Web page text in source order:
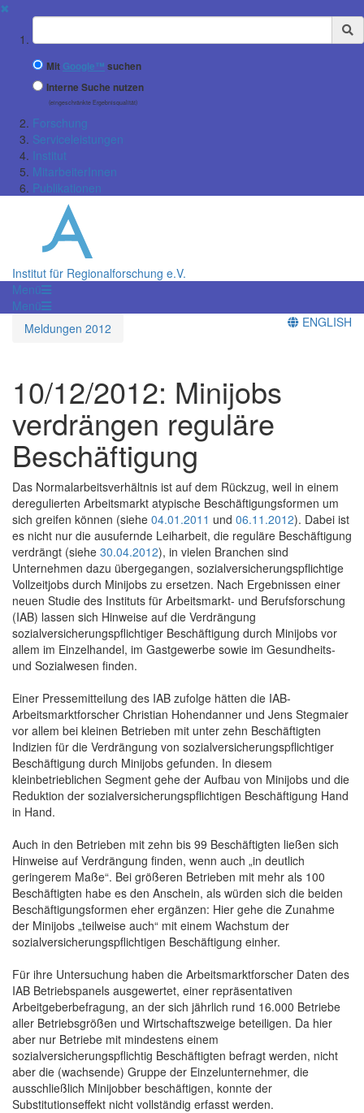
✖
Suchbegriff
Mit Google™ suchen
Interne Suche nutzen
(eingeschränkte Ergebnisqualität)
Forschung
Serviceleistungen
Institut
MitarbeiterInnen
Publikationen
Institut für Regionalforschung e.V.
Menü
Menü
Meldungen 2012
ENGLISH
10/12/2012: Minijobs
verdrängen reguläre
Beschäftigung
Das Normalarbeitsverhältnis ist auf dem Rückzug, weil in einem
deregulierten Arbeitsmarkt atypische Beschäftigungsformen um
sich greifen können (siehe 04.01.2011 und 06.11.2012). Dabei ist
es nicht nur die ausufernde Leiharbeit, die reguläre Beschäftigung
verdrängt (siehe 30.04.2012), in vielen Branchen sind
Unternehmen dazu übergegangen, sozialversicherungspflichtige
Vollzeitjobs durch Minijobs zu ersetzen. Nach Ergebnissen einer
neuen Studie des Instituts für Arbeitsmarkt- und Berufsforschung
(IAB) lassen sich Hinweise auf die Verdrängung
sozialversicherungspflichtiger Beschäftigung durch Minijobs vor
allem im Einzelhandel, im Gastgewerbe sowie im Gesundheits-
und Sozialwesen finden.
Einer Pressemitteilung des IAB zufolge hätten die IAB-
Arbeitsmarktforscher Christian Hohendanner und Jens Stegmaier
vor allem bei kleinen Betrieben mit unter zehn Beschäftigten
Indizien für die Verdrängung von sozialversicherungspflichtiger
Beschäftigung durch Minijobs gefunden. In diesem
kleinbetrieblichen Segment gehe der Aufbau von Minijobs und die
Reduktion der sozialversicherungspflichtigen Beschäftigung Hand
in Hand.
Auch in den Betrieben mit zehn bis 99 Beschäftigten ließen sich
Hinweise auf Verdrängung finden, wenn auch „in deutlich
geringerem Maße“. Bei größeren Betrieben mit mehr als 100
Beschäftigten habe es den Anschein, als würden sich die beiden
Beschäftigungsformen eher ergänzen: Hier gehe die Zunahme
der Minijobs „teilweise auch“ mit einem Wachstum der
sozialversicherungspflichtigen Beschäftigung einher.
Für ihre Untersuchung haben die Arbeitsmarktforscher Daten des
IAB Betriebspanels ausgewertet, einer repräsentativen
Arbeitgeberbefragung, an der sich jährlich rund 16.000 Betriebe
aller Betriebsgrößen und Wirtschaftszweige beteiligen. Da hier
aber nur Betriebe mit mindestens einem
sozialversicherungspflichtig Beschäftigten befragt werden, nicht
aber die (wachsende) Gruppe der Einzelunternehmer, die
ausschließlich Minijobber beschäftigen, konnte der
Substitutionseffekt nicht vollständig erfasst werden.